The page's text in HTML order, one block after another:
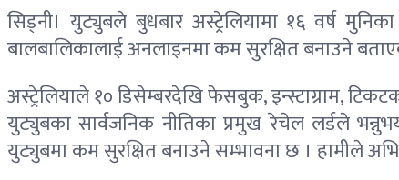
सिड्नी। युट्युबले बुधबार अस्ट्रेलियामा १६ वर्ष
बालबालिकालाई अनलाइनमा कम सुरक्षित बनाउने
अस्ट्रेलियाले १० डिसेम्बरदेखि फेसबुक, इन्स्टाग्राम,
युट्युबका सार्वजनिक नीतिका प्रमुख रेचेल लर्डले
युट्युबमा कम सुरक्षित बनाउने सम्भावना छ । हामीले